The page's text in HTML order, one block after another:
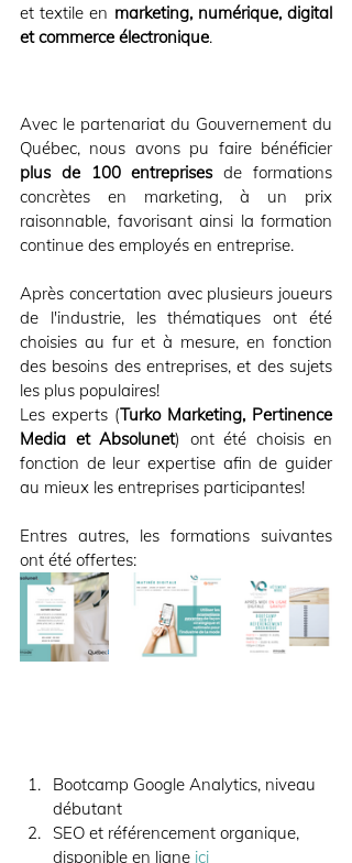
et textile en marketing, numérique, digital
et commerce électronique.
Avec le partenariat du Gouvernement du
Québec, nous avons pu faire bénéficier
plus de 100 entreprises de formations
concrètes en marketing, à un prix
raisonnable, favorisant ainsi la formation
continue des employés en entreprise.
Après concertation avec plusieurs joueurs
de l'industrie, les thématiques ont été
choisies au fur et à mesure, en fonction
des besoins des entreprises, et des sujets
les plus populaires!
Les experts (Turko Marketing, Pertinence
Media et Absolunet) ont été choisis en
fonction de leur expertise afin de guider
au mieux les entreprises participantes!
Entres autres, les formations suivantes
ont été offertes:
Bootcamp Google Analytics, niveau
débutant
SEO et référencement organique,
disponible en ligne ici